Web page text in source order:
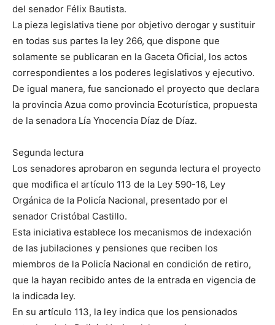
del senador Félix Bautista.
La pieza legislativa tiene por objetivo derogar y sustituir
en todas sus partes la ley 266, que dispone que
solamente se publicaran en la Gaceta Oficial, los actos
correspondientes a los poderes legislativos y ejecutivo.
De igual manera, fue sancionado el proyecto que declara
la provincia Azua como provincia Ecoturística, propuesta
de la senadora Lía Ynocencia Díaz de Díaz.
Segunda lectura
Los senadores aprobaron en segunda lectura el proyecto
que modifica el artículo 113 de la Ley 590-16, Ley
Orgánica de la Policía Nacional, presentado por el
senador Cristóbal Castillo.
Esta iniciativa establece los mecanismos de indexación
de las jubilaciones y pensiones que reciben los
miembros de la Policía Nacional en condición de retiro,
que la hayan recibido antes de la entrada en vigencia de
la indicada ley.
En su artículo 113, la ley indica que los pensionados